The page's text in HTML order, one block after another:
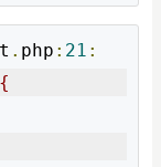
. php : 21 :